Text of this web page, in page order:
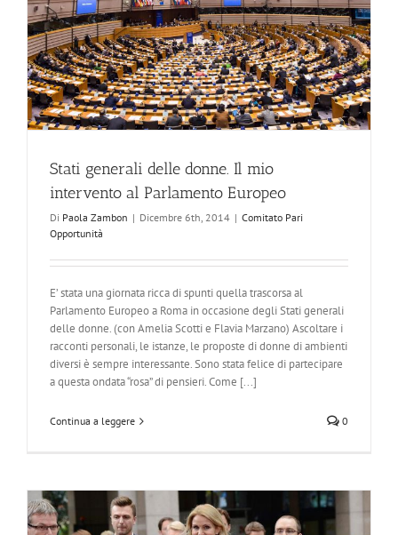
Stati generali delle donne. Il mio
intervento al Parlamento Europeo
Di Paola Zambon | Dicembre 6th, 2014 | Comitato Pari
Opportunità
E’ stata una giornata ricca di spunti quella trascorsa al
Parlamento Europeo a Roma in occasione degli Stati generali
delle donne. (con Amelia Scotti e Flavia Marzano) Ascoltare i
racconti personali, le istanze, le proposte di donne di ambienti
diversi è sempre interessante. Sono stata felice di partecipare
a questa ondata “rosa” di pensieri. Come [...]
Continua a leggere 0